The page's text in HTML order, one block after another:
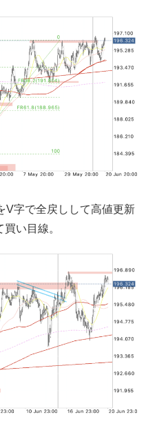
V字で全戻しして高値更新
い目線。